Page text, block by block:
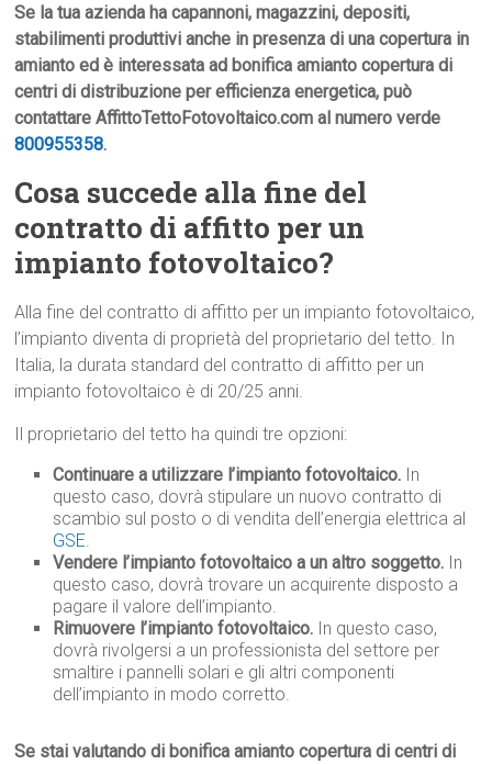
Se la tua azienda ha capannoni, magazzini, depositi,
stabilimenti produttivi anche in presenza di una copertura in
amianto ed è interessata ad bonifica amianto copertura di
centri di distribuzione per efficienza energetica, può
contattare AffittoTettoFotovoltaico.com al numero verde
800955358.
Cosa succede alla fine del
contratto di affitto per un
impianto fotovoltaico?
Alla fine del contratto di affitto per un impianto fotovoltaico,
l’impianto diventa di proprietà del proprietario del tetto. In
Italia, la durata standard del contratto di affitto per un
impianto fotovoltaico è di 20/25 anni.
Il proprietario del tetto ha quindi tre opzioni:
Continuare a utilizzare l’impianto fotovoltaico. In
questo caso, dovrà stipulare un nuovo contratto di
scambio sul posto o di vendita dell’energia elettrica al
GSE.
Vendere l’impianto fotovoltaico a un altro soggetto. In
questo caso, dovrà trovare un acquirente disposto a
pagare il valore dell’impianto.
Rimuovere l’impianto fotovoltaico. In questo caso,
dovrà rivolgersi a un professionista del settore per
smaltire i pannelli solari e gli altri componenti
dell’impianto in modo corretto.
Se stai valutando di bonifica amianto copertura di centri di